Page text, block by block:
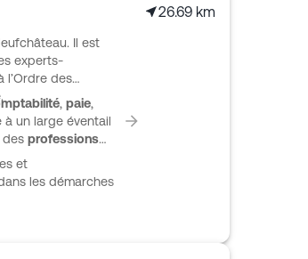
Il est
experts-
l’Ordre des
, paie,
à un large éventail
des professions
et
les démarches
26.69 km